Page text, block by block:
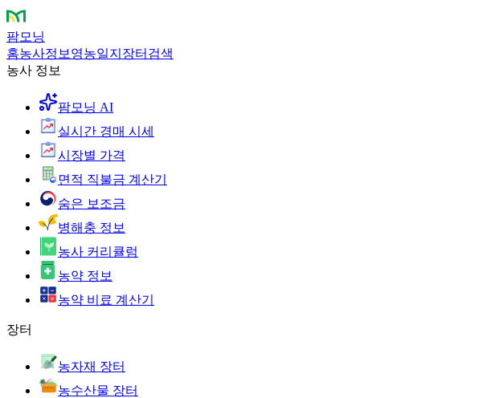
팜모닝
홈농사정보 영농일지 장터 검색
농사 정보
팜모닝 AI
실시간 경매 시세
시장별 가격
면적 직불금 계산기
숨은 보조금
병해충 정보
농사 커리큘럼
농약 정보
농약 비료 계산기
장터
농자재 장터
농수산물 장터